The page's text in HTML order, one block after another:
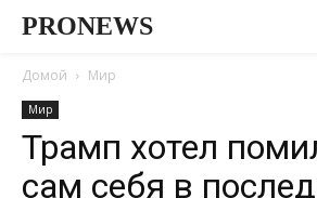
PRONEWS
Домой Мир
Мир
Трамп хотел
сам себя в